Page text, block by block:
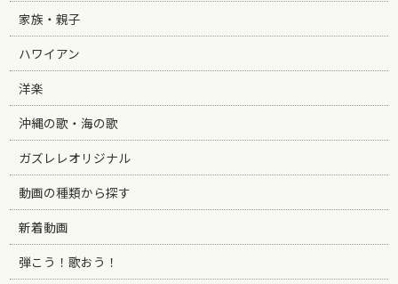
家族・親子
ハワイアン
洋楽
沖縄の歌・海の歌
ガズレレオリジナル
動画の種類から探す
新着動画
弾こう！歌おう！